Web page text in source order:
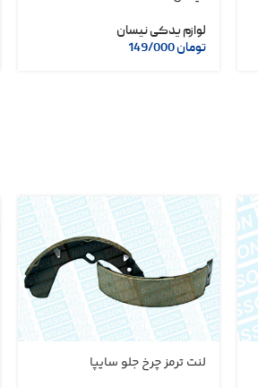
لوازم یدکی نیسان
تومان149/000
لنت ترمز چرخ جلو سایپا